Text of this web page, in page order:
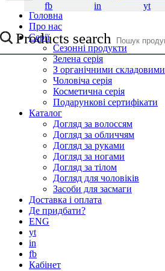
yt
in
fb
Products search
Головна
Про нас
Серії
Сезонні продукти
Зелена серія
З органічними складовими
Чоловіча серія
Косметична серія
Подарункові сертифікати
Каталог
Догляд за волоссям
Догляд за обличчям
Догляд за руками
Догляд за ногами
Догляд за тілом
Догляд для чоловіків
Засоби для засмаги
Доставка і оплата
Де придбати?
ENG
yt
in
fb
Кабінет